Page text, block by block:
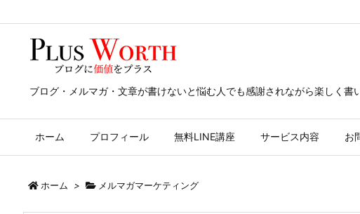
ブログ・メルマガ・文章が書けないと悩む人でも感謝されながら楽しく書
ホーム プロフィール 無料LINE講座 サービス内容 お
ホーム > メルマガマーケティング